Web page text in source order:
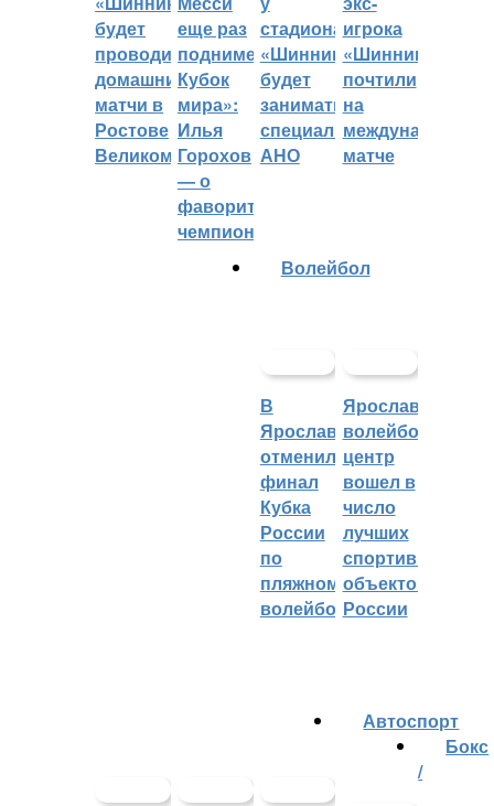
будет
проводить
домашние
матчи в
Ростове
Великом
еще раз
поднимет
Кубок
мира»:
Илья
Горохов
— о
фаворитах
чемпионата
стадиона
«Шинник»
будет
заниматься
специальное
АНО
игрока
«Шинника»
почтили
на
международном
матче
Волейбол
В
Ярославле
отменили
финал
Кубка
России
по
пляжному
волейболу
Ярославский
волейбольный
центр
вошел в
число
лучших
спортивных
объектов
России
Автоспорт
Бокс
/